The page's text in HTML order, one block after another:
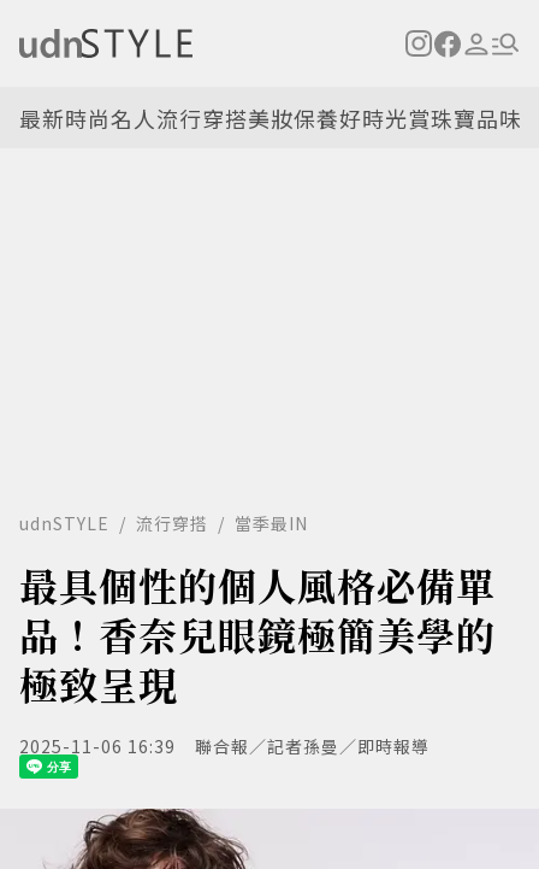
最新時尚名人流行穿搭美妝保養好時光賞珠寶品味
udnSTYLE 流行穿搭 當季最IN
最具個性的個人風格必備單
品！香奈兒眼鏡極簡美學的
極致呈現
2025-11-06 16:39 聯合報／記者孫曼／即時報導